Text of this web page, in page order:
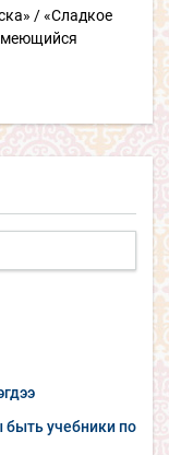
/ «Сладкое
учебники по